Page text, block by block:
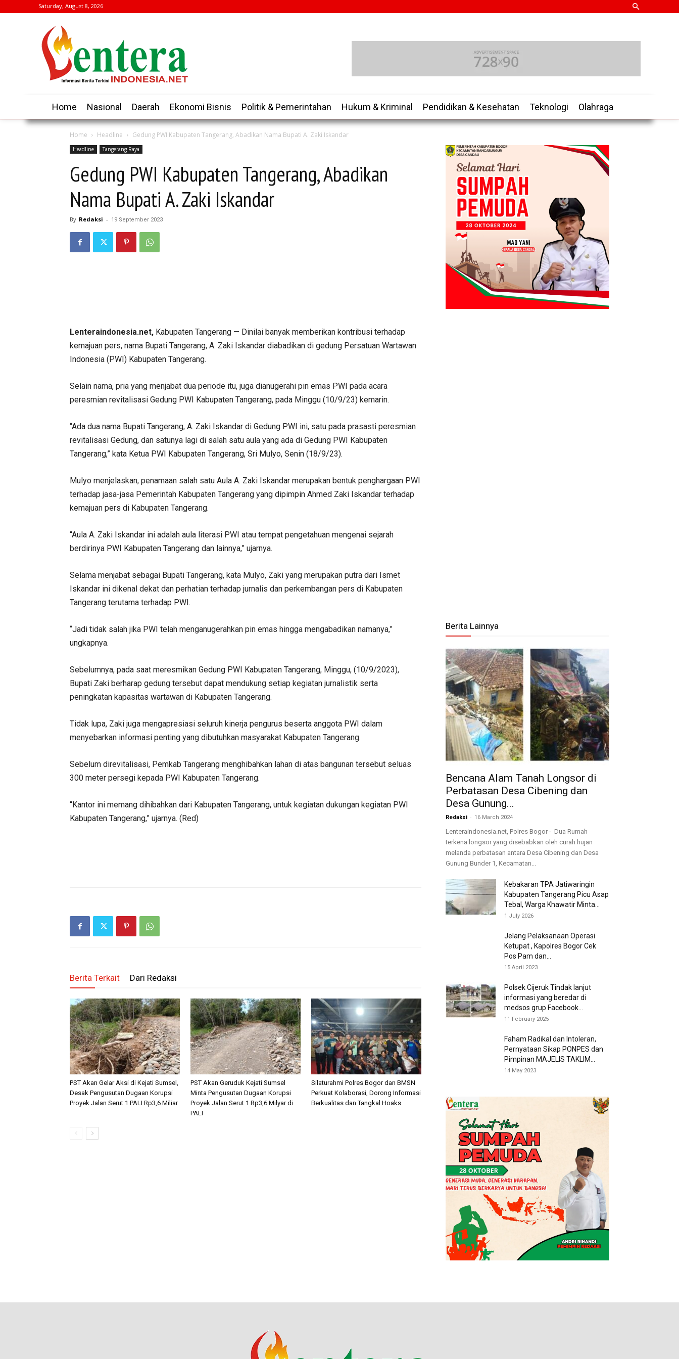
Saturday, August 8, 2026
Home Nasional Daerah Ekonomi Bisnis Politik & Pemerintahan Hukum & Kriminal Pendidikan & Kesehatan Teknologi Olahraga
Home Headline Gedung PWI Kabupaten Tangerang, Abadikan Nama Bupati A. Zaki Iskandar
Headline Tangerang Raya
Gedung PWI Kabupaten Tangerang, Abadikan
Nama Bupati A. Zaki Iskandar
By Redaksi - 19 September 2023
Lenteraindonesia.net, Kabupaten Tangerang — Dinilai banyak memberikan kontribusi terhadap
kemajuan pers, nama Bupati Tangerang, A. Zaki Iskandar diabadikan di gedung Persatuan Wartawan
Indonesia (PWI) Kabupaten Tangerang.
Selain nama, pria yang menjabat dua periode itu, juga dianugerahi pin emas PWI pada acara
peresmian revitalisasi Gedung PWI Kabupaten Tangerang, pada Minggu (10/9/23) kemarin.
“Ada dua nama Bupati Tangerang, A. Zaki Iskandar di Gedung PWI ini, satu pada prasasti peresmian
revitalisasi Gedung, dan satunya lagi di salah satu aula yang ada di Gedung PWI Kabupaten
Tangerang,” kata Ketua PWI Kabupaten Tangerang, Sri Mulyo, Senin (18/9/23).
Mulyo menjelaskan, penamaan salah satu Aula A. Zaki Iskandar merupakan bentuk penghargaan PWI
terhadap jasa-jasa Pemerintah Kabupaten Tangerang yang dipimpin Ahmed Zaki Iskandar terhadap
kemajuan pers di Kabupaten Tangerang.
“Aula A. Zaki Iskandar ini adalah aula literasi PWI atau tempat pengetahuan mengenai sejarah
berdirinya PWI Kabupaten Tangerang dan lainnya,” ujarnya.
Selama menjabat sebagai Bupati Tangerang, kata Mulyo, Zaki yang merupakan putra dari Ismet
Iskandar ini dikenal dekat dan perhatian terhadap jurnalis dan perkembangan pers di Kabupaten
Tangerang terutama terhadap PWI.
“Jadi tidak salah jika PWI telah menganugerahkan pin emas hingga mengabadikan namanya,”
ungkapnya.
Sebelumnya, pada saat meresmikan Gedung PWI Kabupaten Tangerang, Minggu, (10/9/2023),
Bupati Zaki berharap gedung tersebut dapat mendukung setiap kegiatan jurnalistik serta
peningkatan kapasitas wartawan di Kabupaten Tangerang.
Tidak lupa, Zaki juga mengapresiasi seluruh kinerja pengurus beserta anggota PWI dalam
menyebarkan informasi penting yang dibutuhkan masyarakat Kabupaten Tangerang.
Sebelum direvitalisasi, Pemkab Tangerang menghibahkan lahan di atas bangunan tersebut seluas
300 meter persegi kepada PWI Kabupaten Tangerang.
“Kantor ini memang dihibahkan dari Kabupaten Tangerang, untuk kegiatan dukungan kegiatan PWI
Kabupaten Tangerang,” ujarnya. (Red)
Berita Terkait Dari Redaksi
PST Akan Gelar Aksi di Kejati Sumsel,
Desak Pengusutan Dugaan Korupsi
Proyek Jalan Serut 1 PALI Rp3,6 Miliar
PST Akan Geruduk Kejati Sumsel
Minta Pengusutan Dugaan Korupsi
Proyek Jalan Serut 1 Rp3,6 Milyar di
PALI
Silaturahmi Polres Bogor dan BMSN
Perkuat Kolaborasi, Dorong Informasi
Berkualitas dan Tangkal Hoaks
Berita Lainnya
Bencana Alam Tanah Longsor di
Perbatasan Desa Cibening dan
Desa Gunung...
Redaksi - 16 March 2024
Lenteraindonesia.net, Polres Bogor - Dua Rumah
terkena longsor yang disebabkan oleh curah hujan
melanda perbatasan antara Desa Cibening dan Desa
Gunung Bunder 1, Kecamatan...
Kebakaran TPA Jatiwaringin
Kabupaten Tangerang Picu Asap
Tebal, Warga Khawatir Minta...
1 July 2026
Jelang Pelaksanaan Operasi
Ketupat , Kapolres Bogor Cek
Pos Pam dan...
15 April 2023
Polsek Cijeruk Tindak lanjut
informasi yang beredar di
medsos grup Facebook...
11 February 2025
Faham Radikal dan Intoleran,
Pernyataan Sikap PONPES dan
Pimpinan MAJELIS TAKLIM...
14 May 2023